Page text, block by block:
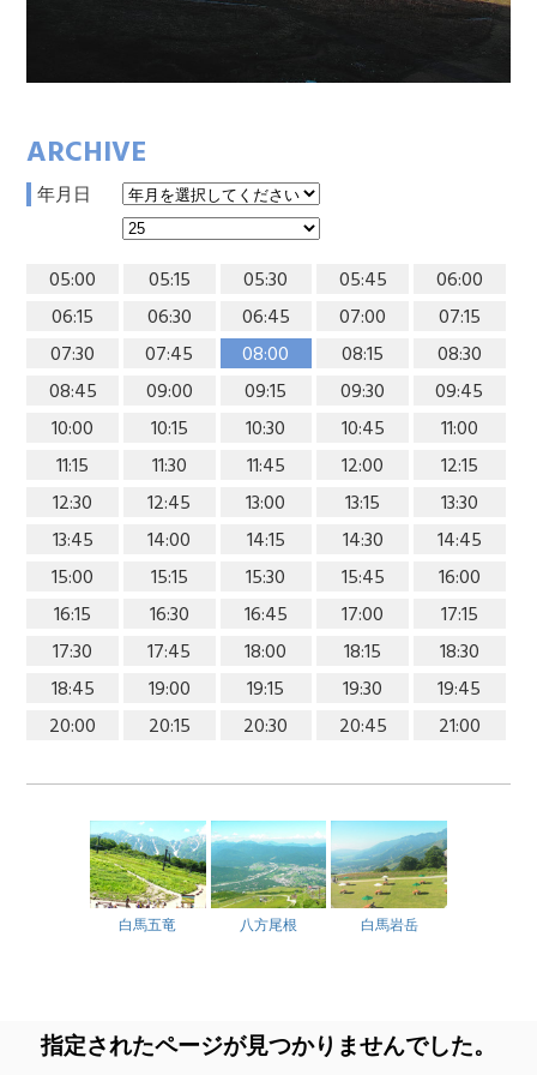
ARCHIVE
年月日
05:00 05:15 05:30 05:45
06:00
06:15
06:30 06:45 07:00
07:15
07:30
07:45 08:00 08:15
08:30
08:45
09:00 09:15 09:30
09:45
10:00
10:15 10:30 10:45
11:00
11:15
11:30 11:45 12:00
12:15
12:30
12:45 13:00 13:15
13:30
13:45
14:00 14:15 14:30
14:45
15:00
15:15 15:30 15:45
16:00
16:15
16:30 16:45 17:00
17:15
17:30
17:45 18:00 18:15
18:30
18:45
19:00 19:15 19:30
19:45
20:00
20:15 20:30 20:45 21:00
白馬五竜 八方尾根 白馬岩岳